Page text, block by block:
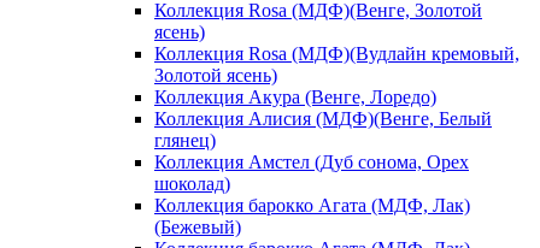
Коллекция Rosa (МДФ)(Венге, Золотой
ясень)
Коллекция Rosa (МДФ)(Вудлайн кремовый,
Золотой ясень)
Коллекция Акура (Венге, Лоредо)
Коллекция Алисия (МДФ)(Венге, Белый
глянец)
Коллекция Амстел (Дуб сонома, Орех
шоколад)
Коллекция барокко Агата (МДФ, Лак)
(Бежевый)